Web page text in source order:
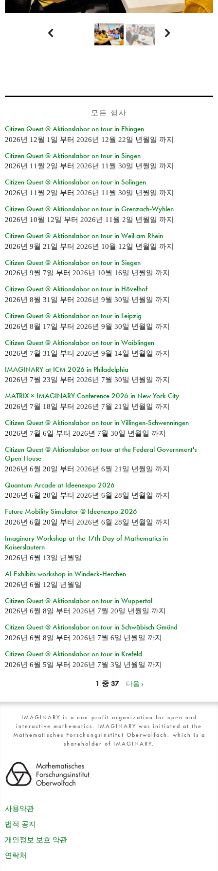
 
모든 행사
Citizen Quest @ Aktionslabor on tour in Ehingen
2026년 12월 1일 부터 2026년 12월 22일 년월일 까지
Citizen Quest @ Aktionslabor on tour in Singen
2026년 11월 2일 부터 2026년 11월 30일 년월일 까지
Citizen Quest @ Aktionslabor on tour in Solingen
2026년 11월 2일 부터 2026년 11월 30일 년월일 까지
Citizen Quest @ Aktionslabor on tour in Grenzach-Wyhlen
2026년 10월 12일 부터 2026년 11월 2일 년월일 까지
Citizen Quest @ Aktionslabor on tour in Weil am Rhein
2026년 9월 21일 부터 2026년 10월 12일 년월일 까지
Citizen Quest @ Aktionslabor on tour in Siegen
2026년 9월 7일 부터 2026년 10월 16일 년월일 까지
Citizen Quest @ Aktionslabor on tour in Hövelhof
2026년 8월 31일 부터 2026년 9월 30일 년월일 까지
Citizen Quest @ Aktionslabor on tour in Leipzig
2026년 8월 17일 부터 2026년 9월 30일 년월일 까지
Citizen Quest @ Aktionslabor on tour in Waiblingen
2026년 7월 31일 부터 2026년 9월 14일 년월일 까지
IMAGINARY at ICM 2026 in Philadelphia
2026년 7월 23일 부터 2026년 7월 30일 년월일 까지
MATRIX × IMAGINARY Conference 2026 in New York City
2026년 7월 18일 부터 2026년 7월 21일 년월일 까지
Citizen Quest @ Aktionslabor on tour in Villingen-Schwenningen
2026년 7월 6일 부터 2026년 7월 30일 년월일 까지
Citizen Quest @ Aktionslabor on tour at the Federal Government's
Open House
2026년 6월 20일 부터 2026년 6월 21일 년월일 까지
Quantum Arcade at Ideenexpo 2026
2026년 6월 20일 부터 2026년 6월 28일 년월일 까지
Future Mobility Simulator @ Ideenexpo 2026
2026년 6월 20일 부터 2026년 6월 28일 년월일 까지
Imaginary Workshop at the 17th Day of Mathematics in
Kaiserslautern
2026년 6월 13일 년월일
AI Exhibits workshop in Windeck-Herchen
2026년 6월 12일 년월일
Citizen Quest @ Aktionslabor on tour in Wuppertal
2026년 6월 8일 부터 2026년 7월 20일 년월일 까지
Citizen Quest @ Aktionslabor on tour in Schwäbisch Gmünd
2026년 6월 8일 부터 2026년 7월 6일 년월일 까지
Citizen Quest @ Aktionslabor on tour in Krefeld
2026년 6월 5일 부터 2026년 7월 3일 년월일 까지
1 중 37 다음 ›
IMAGINARY is a non-profit organization for open and
interactive mathematics. IMAGINARY was initiated at the
Mathematisches Forschungsinstitut Oberwolfach, which is a
shareholder of IMAGINARY.
사용약관
법적 공지
개인정보 보호 약관
연락처